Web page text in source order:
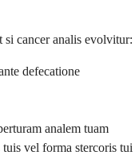
si cancer analis evolvitur:
defecatione
analem tuam
vel forma stercoris tui